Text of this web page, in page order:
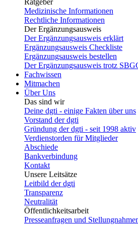
Medizinische Informationen
Rechtliche Informationen
Der Ergänzungsausweis
Der Ergänzungsausweis erklärt
Ergänzungsausweis Checkliste
Ergänzungsausweis bestellen
Der Ergänzungsausweis trotz
Fachwissen
Mitmachen
Über Uns
Das sind wir
Deine dgti - einige Fakten über uns
Vorstand der dgti
Gründung der dgti - seit 1998 aktiv
Verdienstorden für Mitglieder
Abschiede
Bankverbindung
Kontakt
Unsere Leitsätze
Leitbild der dgti
Transparenz
Neutralität
Öffentlichkeitsarbeit
Presseanfragen und